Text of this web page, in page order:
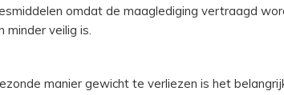
omdat de maaglediging vertraagd
minder veilig is.
manier gewicht te verliezen is het